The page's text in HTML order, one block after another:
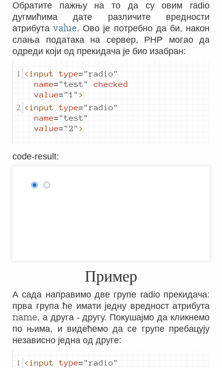
Обратите пажњу на то да су овим radio
дугмићима дате различите вредности
атрибутаvalue. Ово је потребно да би, након
слања података на сервер, PHP могао да
одреди који од прекидача је био изабран:
<input type="radio"
name="test"
checked
value="1 " >
<input type="radio"
name="test"
value="2" >
code-result:
Пример
А сада направимо две групе radio прекидача:
прва група ће имати једну вредност атрибута
name, а друга - другу. Покушајмо да кликнемо
по њима, и видећемо да се групе пребацују
независно једна од друге:
<input type="radio"